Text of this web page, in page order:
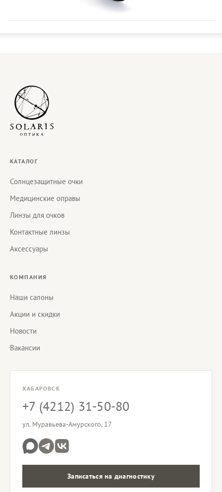
КАТАЛОГ
Солнцезащитные очки
Медицинские оправы
Линзы для очков
Контактные линзы
Аксессуары
КОМПАНИЯ
Наши салоны
Акции и скидки
Новости
Вакансии
ХАБАРОВСК
+7 (4212) 31-50-80
ул. Муравьева-Амурского, 17
Записаться на диагностику